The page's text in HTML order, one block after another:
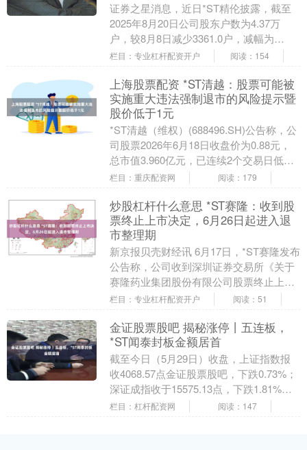
证券之星消息，近日*ST精伦披露，截至
2025年8月20日公司股东户数为4.37万
户，较8月8日减少3361.0户，减幅为
7.14%。户均持股数量由上期的1.0....
栏目：专业杠杆配资开户 阅读：154
上海股票配资 *ST清越：股票可能被
实施重大违法强制退市的风险提示暨
股价低于1元
*ST清越（维权）(688496.SH)公告称，公
司股票2026年6月18日收盘价为0.88元，
总市值3.960亿元，已连续2个交易日低于1
元。根据《上海证券交....
栏目：重庆配资网 阅读：179
炒股杠杆什么意思 *ST赛隆：收到股
票终止上市决定，6月26日起进入退
市整理期
新京报贝壳财经讯 6月17日，*ST赛隆发布
公告称，公司收到深圳证券交易所《关于
赛隆药业集团股份有限公司股票终止上市
的决定》炒股杠杆什么意思，因公司2025
栏目：专业杠杆配资开户 阅读：51
金证股票股吧 揭秘涨停丨五连板，
*ST闻泰封板金额居首
截至今日（5月29日）收盘，上证指数报
收4068.57点金证股票股吧，下跌0.73%；
深证成指收于15575.13点，下跌1.81%；
创业板指下跌2.11%，科....
栏目：杠杆配资网 阅读：147